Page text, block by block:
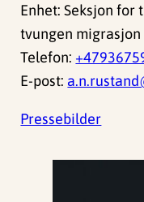
Enhet: Seksjon
tvungen migrasjon
Telefon:
E-post:
Pressebilder